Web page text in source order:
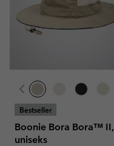
Bestseller
Boonie Bora Bora™ II,
uniseks